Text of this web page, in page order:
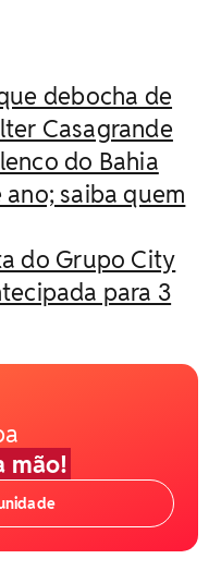
debocha de
Casagrande
do Bahia
saiba quem
do Grupo City
para 3
mão!